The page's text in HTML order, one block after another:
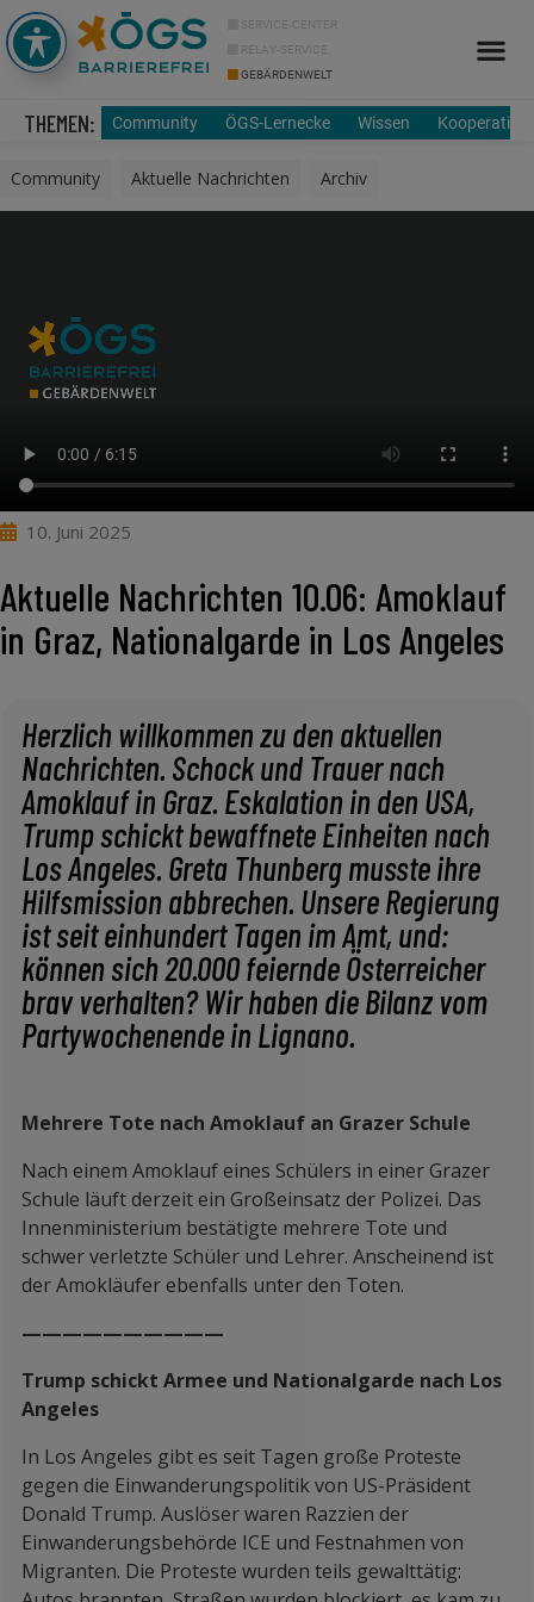
SERVICE-CENTER
RELAY-SERVICE
GEBÄRDENWELT
THEMEN: Community ÖGS-Lernecke Wissen
Community Aktuelle Nachrichten Archiv
10. Juni 2025
Aktuelle Nachrichten 10.06: Amoklauf
in Graz, Nationalgarde in Los Angeles
Herzlich willkommen zu den aktuellen
Nachrichten. Schock und Trauer nach
Amoklauf in Graz. Eskalation in den USA,
Trump schickt bewaffnete Einheiten nach
Los Angeles. Greta Thunberg musste ihre
Hilfsmission abbrechen. Unsere Regierung
ist seit einhundert Tagen im Amt, und:
können sich 20.000 feiernde Österreicher
brav verhalten? Wir haben die Bilanz vom
Partywochenende in Lignano.
Mehrere Tote nach Amoklauf an Grazer Schule
Nach einem Amoklauf eines Schülers in einer Grazer
Schule läuft derzeit ein Großeinsatz der Polizei. Das
Innenministerium bestätigte mehrere Tote und
schwer verletzte Schüler und Lehrer. Anscheinend ist
der Amokläufer ebenfalls unter den Toten.
——————————
Trump schickt Armee und Nationalgarde nach Los
Angeles
In Los Angeles gibt es seit Tagen große Proteste
gegen die Einwanderungspolitik von US-Präsident
Donald Trump. Auslöser waren Razzien der
Einwanderungsbehörde ICE und Festnahmen von
Migranten. Die Proteste wurden teils gewalttätig: